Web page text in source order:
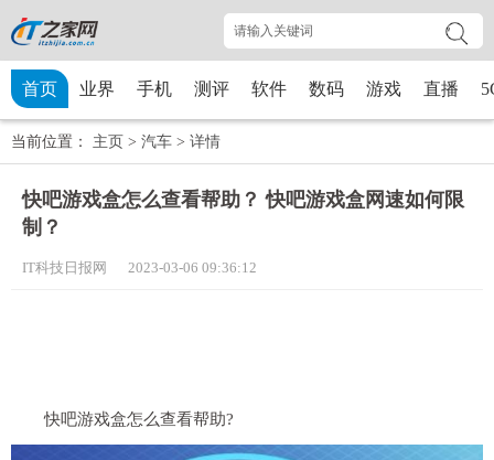
首页 业界 手机 测评 软件 数码 游戏 直播
当前位置： 主页 > 汽车 > 详情
快吧游戏盒怎么查看帮助？ 快吧游戏盒网速如何限
制？
IT科技日报网 2023-03-06 09:36:12
快吧游戏盒怎么查看帮助?